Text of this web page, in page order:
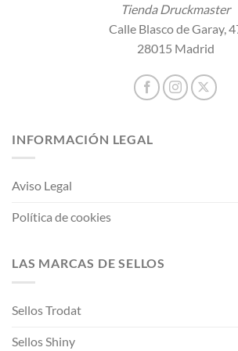
Tienda Druckmaster
Calle Blasco de Garay,
28015 Madrid
INFORMACIÓN LEGAL
Aviso Legal
Política de cookies
LAS MARCAS DE SELLOS
Sellos Trodat
Sellos Shiny